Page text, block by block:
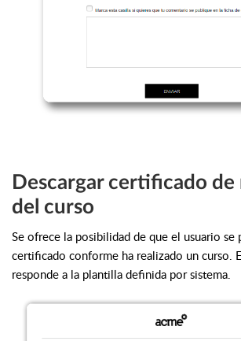
Descargar certificado de
del curso
Se ofrece la posibilidad de que el usuario se
certificado conforme ha realizado un curso.
responde a la plantilla definida por sistema.